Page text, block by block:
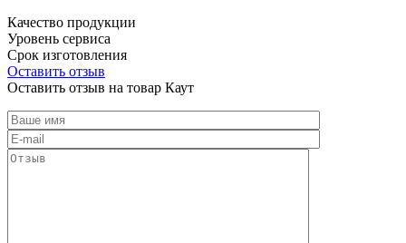
Качество продукции
Уровень сервиса
Срок изготовления
Оставить отзыв
Оставить отзыв на товар Каут